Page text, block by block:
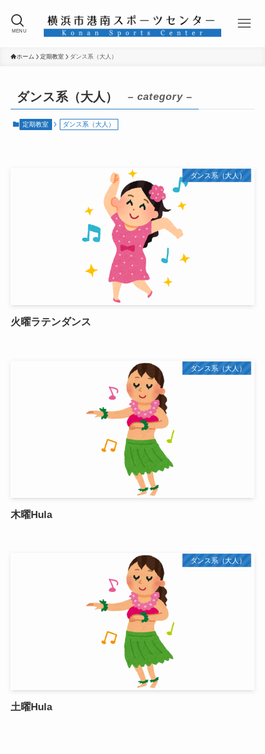
MENU
ホーム 定期教室 ダンス系（大人）
ダンス系（大人） – category –
定期教室 ダンス系（大人）
ダンス系（大人）
火曜ラテンダンス
ダンス系（大人）
木曜Hula
ダンス系（大人）
土曜Hula